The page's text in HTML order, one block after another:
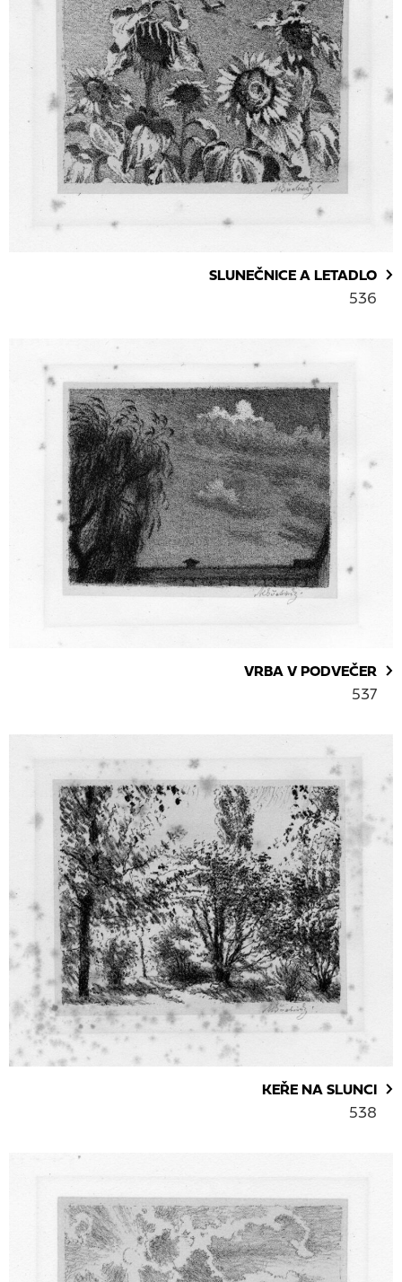
SLUNEČNICE A LETADLO
536
VRBA V PODVEČER
537
KEŘE NA SLUNCI
538